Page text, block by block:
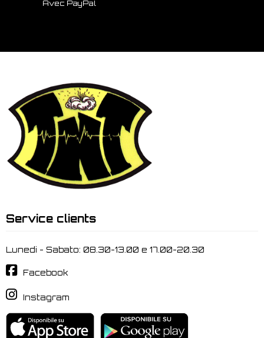
Avec PayPal
Service clients
Lunedi - Sabato: 08.30-13.00 e 17.00-20.30
Facebook
Instagram